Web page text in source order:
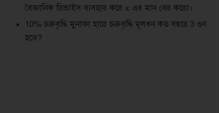
বৈজ্ঞানিক ডিভাইস ব্যবহার করে x এর মান বের করো।
10% চক্রবৃদ্ধি মুনাফা হারে চক্রবৃদ্ধি মূলধন কত বছরে 3 গুণ
হবে?